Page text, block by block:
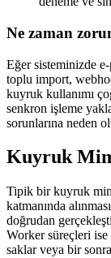
Ne zaman
Eğer sisteminizde
toplu import,
kuyruk kullanımı
senkron işleme
sorunlarına neden
Kuyruk
Tipik bir kuyruk
katmanında
doğrudan
Worker süreçleri ise
saklar veya bir